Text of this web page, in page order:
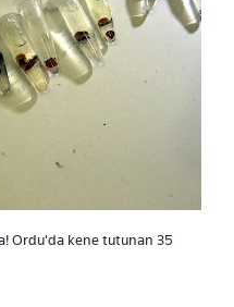
Ordu'da kene tutunan 35